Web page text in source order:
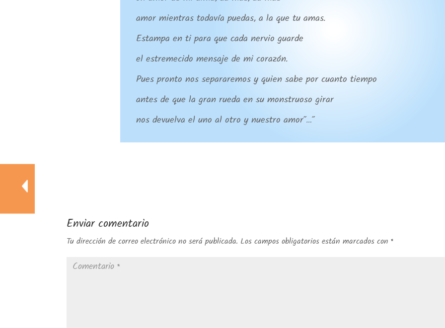
amor mientras todavía puedas, a la que tu amas.
Estampa en ti para que cada nervio guarde
el estremecido mensaje de mi corazón.
Pues pronto nos separaremos y quien sabe por cuanto tiempo
antes de que la gran rueda en su monstruoso girar
nos devuelva el uno al otro y nuestro amor”…”
Enviar comentario
Tu dirección de correo electrónico no será publicada. Los campos obligatorios están marcados con*